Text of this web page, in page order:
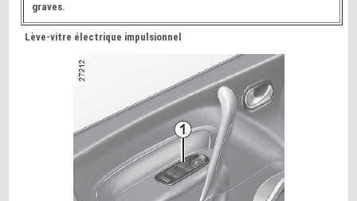
graves.
Lève-vitre électrique impulsionnel